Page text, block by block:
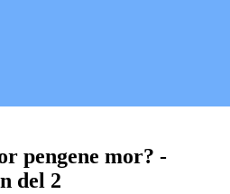
pengene mor? -
del 2